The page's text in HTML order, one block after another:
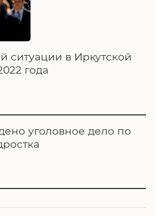
ситуации в Иркутской
года
уголовное дело по